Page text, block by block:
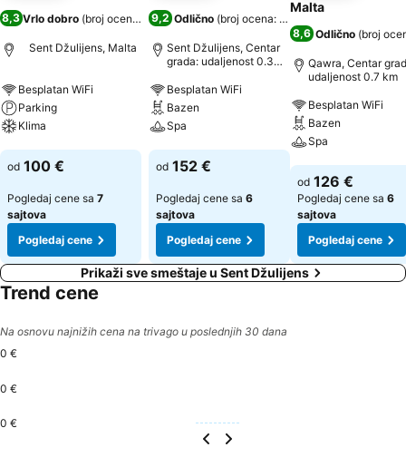
8,3Vrlo dobro (broj ocena: 2.002)
Sent Džulijens, Malta
Besplatan WiFi
Parking
Klima
Pogledaj cene
od 100 €
Pogledaj cene sa 7
sajtova
Pogledaj cene
9,2 Odlično (broj ocena: 17.650
Sent Džulijens, Centar
grada: udaljenost 0.3
Besplatan WiFi
Bazen
Spa
Pogledaj cene
od 152 €
Pogledaj cene sa 6
sajtova
Pogledaj cene
Malta
8,6 Odlično (broj
Qawra, Centar
udaljenost 0.7 km
Besplatan WiFi
Bazen
Spa
Pogledaj cene
od 126 €
Pogledaj cene sa 6
sajtova
Pogledaj cene
Prikaži sve smeštaje u Sent Džulijens
Trend cene
Na osnovu najnižih cena na trivago u poslednjih 30 dana
0 €
0 €
0 €